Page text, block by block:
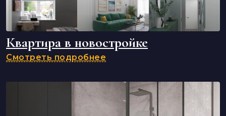
Квартира в новостройке
Смотреть подробнее